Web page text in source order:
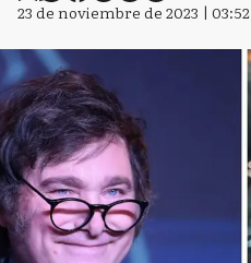
23 de noviembre de 2023 | 03:52